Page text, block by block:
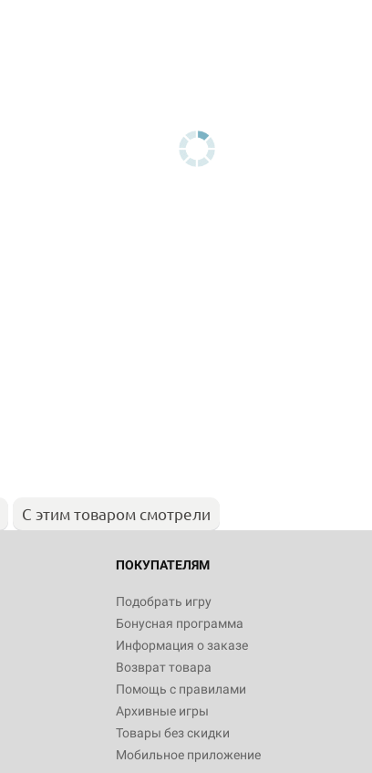
С этим товаром смотрели
ПОКУПАТЕЛЯМ
Подобрать игру
Бонусная программа
Информация о заказе
Возврат товара
Помощь с правилами
Архивные игры
Товары без скидки
Мобильное приложение